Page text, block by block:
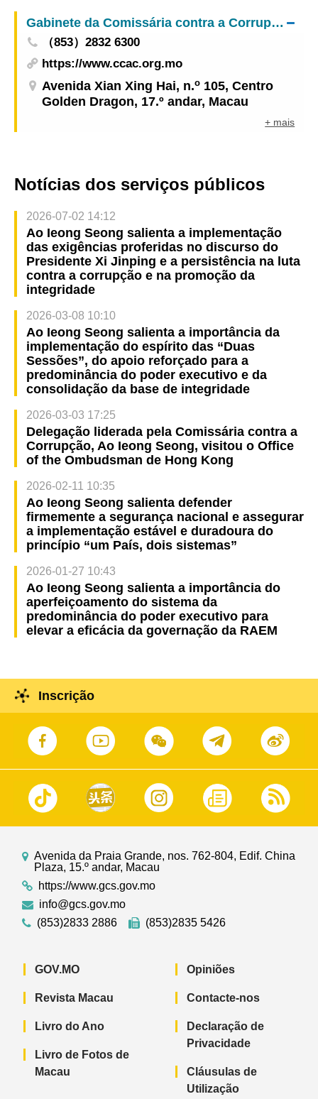
06:00)
Gabinete da Comissária contra a Corrupção
（853）2832 6300
https://www.ccac.org.mo
Avenida Xian Xing Hai, n.o 105, Centro
Golden Dragon, 17.º andar, Macau
+ mais
Notícias dos serviços públicos
2026-07-02 14:12
Ao Ieong Seong salienta a implementação
das exigências proferidas no discurso do
Presidente Xi Jinping e a persistência na luta
contra a corrupção e na promoção da
integridade
2026-03-08 10:10
Ao Ieong Seong salienta a importância da
implementação do espírito das “Duas
Sessões”, do apoio reforçado para a
predominância do poder executivo e da
consolidação da base de integridade
2026-03-03 17:25
Delegação liderada pela Comissária contra a
Corrupção, Ao Ieong Seong, visitou o Office
of the Ombudsman de Hong Kong
2026-02-11 10:35
Ao Ieong Seong salienta defender
firmemente a segurança nacional e assegurar
a implementação estável e duradoura do
princípio “um País, dois sistemas”
2026-01-27 10:43
Ao Ieong Seong salienta a importância do
aperfeiçoamento do sistema da
predominância do poder executivo para
elevar a eficácia da governação da RAEM
Inscrição
Avenida da Praia Grande, nos. 762-804, Edif. China
Plaza, 15.º andar, Macau
https://www.gcs.gov.mo
info@gcs.gov.mo
(853)2833 2886
(853)2835 5426
GOV.MO
Revista Macau
Livro do Ano
Livro de Fotos de
Macau
Opiniões
Contacte-nos
Declaração de
Privacidade
Cláusulas de
Utilização